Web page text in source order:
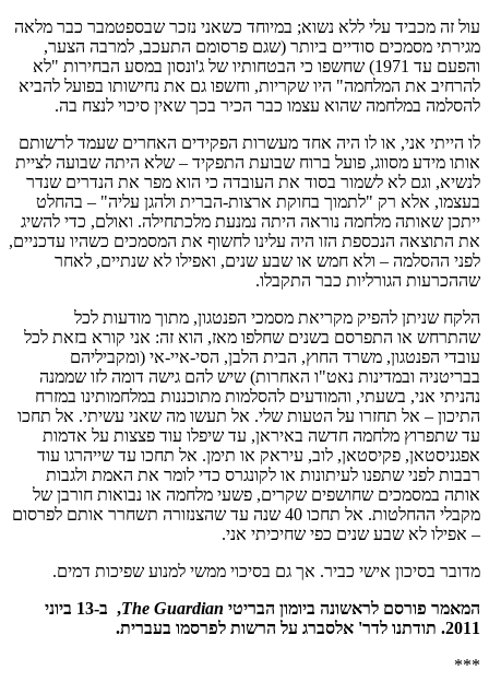
עול זה מכביד עלי ללא נשוא; במיוחד כשאני נזכר שבספטמבר כבר מלאה
מגירתי מסמכים סודיים ביותר (שגם פרסומם התעכב, למרבה הצער,
והפעם עד 1971) שחשפו כי הבטחותיו של ג'ונסון במסע הבחירות "לא
להרחיב את המלחמה" היו שקריות, וחשפו גם את נחישותו בפועל להביא
להסלמה במלחמה שהוא עצמו כבר הכיר בכך שאין סיכוי לנצח בה.
לו הייתי אני, או לו היה אחד מעשרות הפקידים האחרים שעמד לרשותם
אותו מידע מסווג, פועל ברוח שבועת התפקיד – שלא היתה שבועה לציית
לנשיא, וגם לא לשמור בסוד את העובדה כי הוא מפר את הנדרים שנדר
בעצמו, אלא רק "לתמוך בחוקת ארצות-הברית ולהגן עליה" – בהחלט
ייתכן שאותה מלחמה נוראה היתה נמנעת מלכתחילה. ואולם, כדי להשיג
את התוצאה הנכספת הזו היה עלינו לחשוף את המסמכים כשהיו עדכניים,
לפני ההסלמה – ולא חמש או שבע שנים, ואפילו לא שנתיים, לאחר
שההכרעות הגורליות כבר התקבלו.
הלקח שניתן להפיק מקריאת מסמכי הפנטגון, מתוך מודעות לכל
שהתרחש או התפרסם בשנים שחלפו מאז, הוא זה: אני קורא בזאת לכל
עובדי הפנטגון, משרד החוץ, הבית הלבן, הסי-איי-אי (ומקביליהם
בבריטניה ובמדינות נאט"ו האחרות) שיש להם גישה דומה לזו שממנה
נהניתי אני, בשעתי, והמודעים להסלמות מתוכננות במלחמותינו במזרח
התיכון – אל תחזרו על הטעות שלי. אל תעשו מה שאני עשיתי. אל תחכו
עד שתפרוץ מלחמה חדשה באיראן, עד שיפלו עוד פצצות על אדמות
אפגניסטאן, פקיסטאן, לוב, עיראק או תימן. אל תחכו עד שייהרגו עוד
רבבות לפני שתפנו לעיתונות או לקונגרס כדי לומר את האמת ולגבות
אותה במסמכים שחושפים שקרים, פשעי מלחמה או נבואות חורבן של
מקבלי ההחלטות. אל תחכו 40 שנה עד שהצנזורה תשחרר אותם לפרסום
– אפילו לא שבע שנים כפי שחיכיתי אני.
מדובר בסיכון אישי כביר. אך גם בסיכוי ממשי למנוע שפיכות דמים.
המאמר פורסם לראשונה ביומון הבריטי The Guardian
, ב-13 ביוני
2011. תודתנו לדר' אלסברג על הרשות לפרסמו בעברית.
***